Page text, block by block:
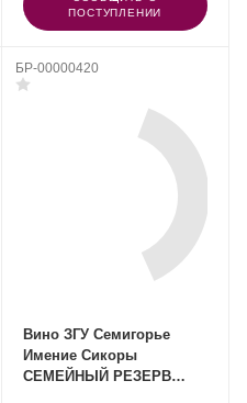
ПОСТУПЛЕНИИ
БР-00000420
Вино ЗГУ Семигорье
Имение Сикоры
СЕМЕЙНЫЙ РЕЗЕРВ